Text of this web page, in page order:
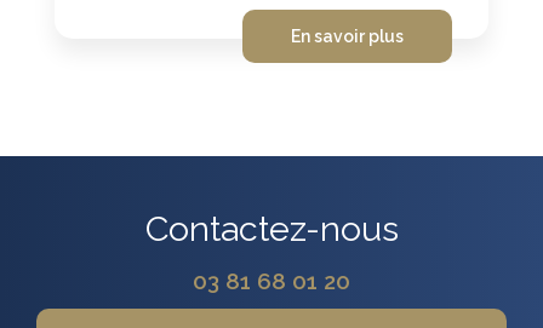
En savoir plus
Contactez-nous
03 81 68 01 20